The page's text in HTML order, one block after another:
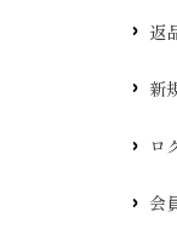
返
新
ロ
会